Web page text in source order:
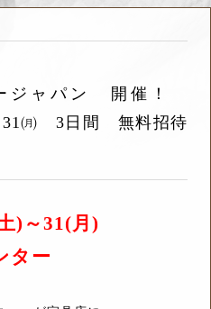
ジャパン 開催！
31㈪ 3日間 無料招待
)～31(月)
ター